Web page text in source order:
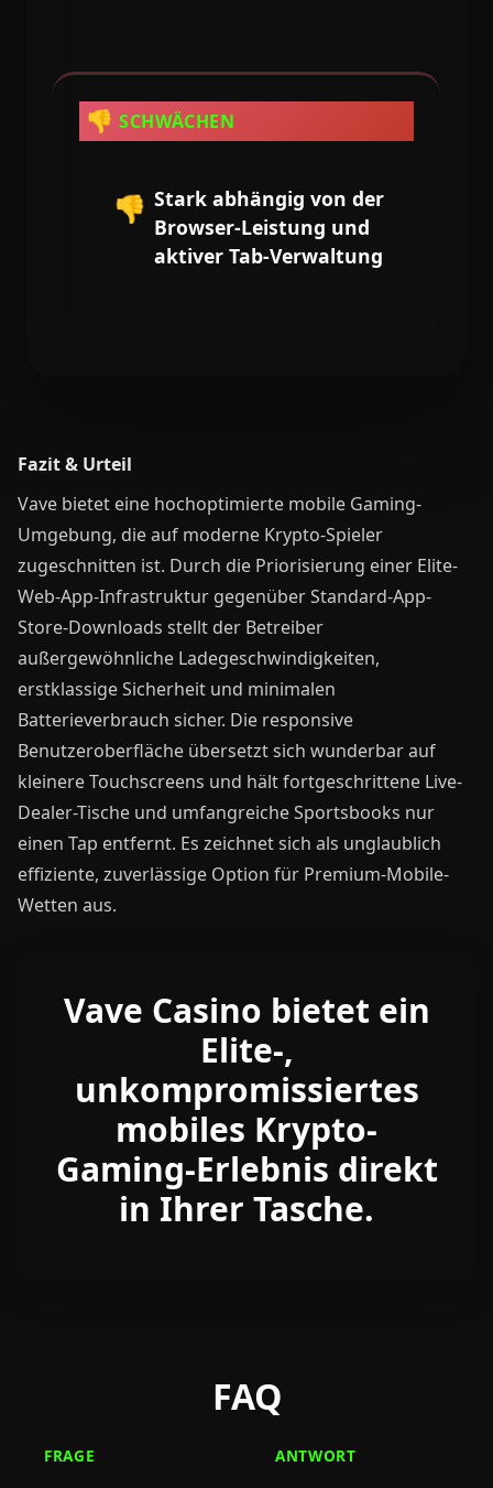
👎 SCHWÄCHEN
👎 Stark abhängig von der
Browser-Leistung und
aktiver Tab-Verwaltung
Fazit & Urteil
Vave bietet eine hochoptimierte mobile Gaming-
Umgebung, die auf moderne Krypto-Spieler
zugeschnitten ist. Durch die Priorisierung einer Elite-
Web-App-Infrastruktur gegenüber Standard-App-
Store-Downloads stellt der Betreiber
außergewöhnliche Ladegeschwindigkeiten,
erstklassige Sicherheit und minimalen
Batterieverbrauch sicher. Die responsive
Benutzeroberfläche übersetzt sich wunderbar auf
kleinere Touchscreens und hält fortgeschrittene Live-
Dealer-Tische und umfangreiche Sportsbooks nur
einen Tap entfernt. Es zeichnet sich als unglaublich
effiziente, zuverlässige Option für Premium-Mobile-
Wetten aus.
Vave Casino bietet ein
Elite-,
unkompromissiertes
mobiles Krypto-
Gaming-Erlebnis direkt
in Ihrer Tasche.
FAQ
FRAGE ANTWORT